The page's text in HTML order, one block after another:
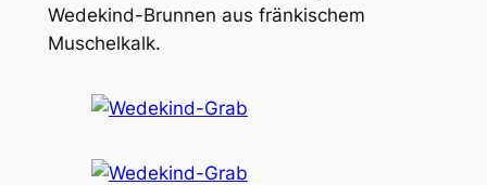
Wedekind-Brunnen aus fränkischem
Muschelkalk.